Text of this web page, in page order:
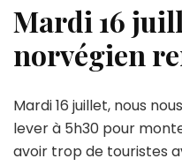
Mardi 16
norvégien
Mardi 16 juillet, nous
lever à 5h30 pour
avoir trop de touristes